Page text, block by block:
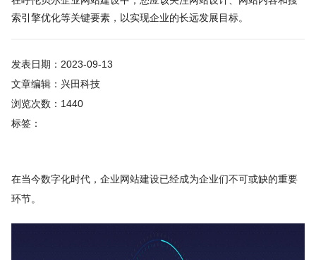
索引擎优化等关键要素，以实现企业的长远发展目标。
发表日期：2023-09-13
文章编辑：兴田科技
浏览次数：1440
标签：
在当今数字化时代，企业网站建设已经成为企业们不可或缺的重要
环节。